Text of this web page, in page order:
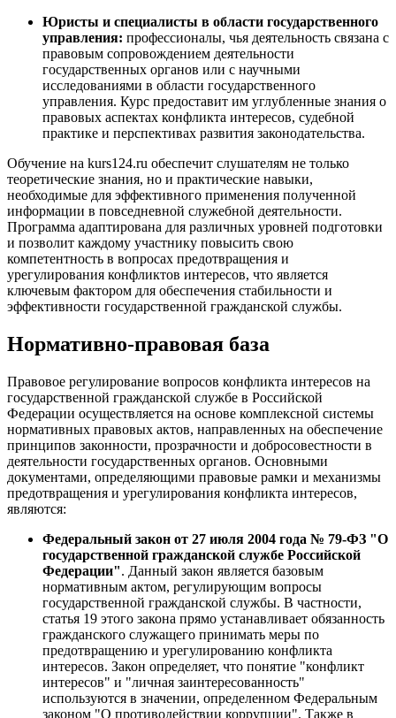
Юристы и специалисты в области государственного
управления: профессионалы, чья деятельность связана с
правовым сопровождением деятельности
государственных органов или с научными
исследованиями в области государственного
управления. Курс предоставит им углубленные знания о
правовых аспектах конфликта интересов, судебной
практике и перспективах развития законодательства.
Обучение на kurs124.ru обеспечит слушателям не только
теоретические знания, но и практические навыки,
необходимые для эффективного применения полученной
информации в повседневной служебной деятельности.
Программа адаптирована для различных уровней подготовки
и позволит каждому участнику повысить свою
компетентность в вопросах предотвращения и
урегулирования конфликтов интересов, что является
ключевым фактором для обеспечения стабильности и
эффективности государственной гражданской службы.
Нормативно-правовая база
Правовое регулирование вопросов конфликта интересов на
государственной гражданской службе в Российской
Федерации осуществляется на основе комплексной системы
нормативных правовых актов, направленных на обеспечение
принципов законности, прозрачности и добросовестности в
деятельности государственных органов. Основными
документами, определяющими правовые рамки и механизмы
предотвращения и урегулирования конфликта интересов,
являются:
Федеральный закон от 27 июля 2004 года № 79-ФЗ "О
государственной гражданской службе Российской
Федерации". Данный закон является базовым
нормативным актом, регулирующим вопросы
государственной гражданской службы. В частности,
статья 19 этого закона прямо устанавливает обязанность
гражданского служащего принимать меры по
предотвращению и урегулированию конфликта
интересов. Закон определяет, что понятие "конфликт
интересов" и "личная заинтересованность"
используются в значении, определенном Федеральным
законом "О противодействии коррупции". Также в